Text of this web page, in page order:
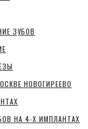
ЗУБОВ
НОВОГИРЕЕВО
НА 4-Х ИМПЛАНТАХ